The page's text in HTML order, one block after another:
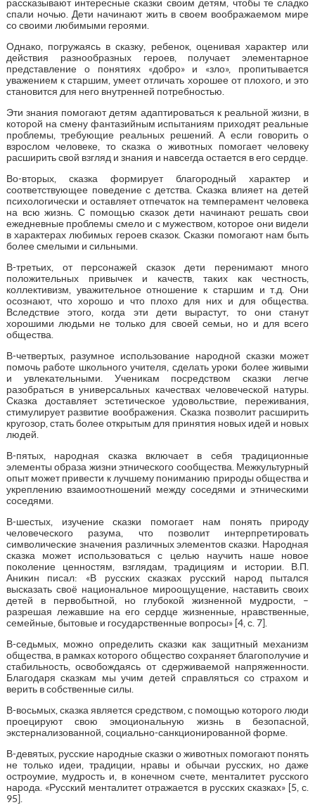
рассказывают интересные сказки своим детям, чтобы те сладко
спали ночью. Дети начинают жить в своем воображаемом мире
со своими любимыми героями.
Однако, погружаясь в сказку, ребенок, оценивая характер или
действия разнообразных героев, получает элементарное
представление о понятиях «добро» и «зло», пропитывается
уважением к старшим, умеет отличать хорошее от плохого, и это
становится для него внутренней потребностью.
Эти знания помогают детям адаптироваться к реальной жизни, в
которой на смену фантазийным испытаниям приходят реальные
проблемы, требующие реальных решений. А если говорить о
взрослом человеке, то сказка о животных помогает человеку
расширить свой взгляд и знания и навсегда остается в его сердце.
Во-вторых, сказка формирует благородный характер и
соответствующее поведение с детства. Сказка влияет на детей
психологически и оставляет отпечаток на темперамент человека
на всю жизнь. С помощью сказок дети начинают решать свои
ежедневные проблемы смело и с мужеством, которое они видели
в характерах любимых героев сказок. Сказки помогают нам быть
более смелыми и сильными.
В-третьих, от персонажей сказок дети перенимают много
положительных привычек и качеств, таких как честность,
коллективизм, уважительное отношение к старшим и т.д. Они
осознают, что хорошо и что плохо для них и для общества.
Вследствие этого, когда эти дети вырастут, то они станут
хорошими людьми не только для своей семьи, но и для всего
общества.
В-четвертых, разумное использование народной сказки может
помочь работе школьного учителя, сделать уроки более живыми
и увлекательными. Ученикам посредством сказки легче
разобраться в универсальных качествах человеческой натуры.
Сказка доставляет эстетическое удовольствие, переживания,
стимулирует развитие воображения. Сказка позволит расширить
кругозор, стать более открытым для принятия новых идей и новых
людей.
В-пятых, народная сказка включает в себя традиционные
элементы образа жизни этнического сообщества. Межкультурный
опыт может привести к лучшему пониманию природы общества и
укреплению взаимоотношений между соседями и этническими
соседями.
В-шестых, изучение сказки помогает нам понять природу
человеческого разума, что позволит интерпретировать
символические значения различных элементов сказки. Народная
сказка может использоваться с целью научить наше новое
поколение ценностям, взглядам, традициям и истории. В.П.
Аникин писал: «В русских сказках русский народ пытался
высказать своё национальное мироощущение, наставить своих
детей в первобытной, но глубокой жизненной мудрости, –
разрешая лежавшие на его сердце жизненные, нравственные,
семейные, бытовые и государственные вопросы» [4, с. 7].
В-седьмых, можно определить сказки как защитный механизм
общества, в рамках которого общество сохраняет благополучие и
стабильность, освобождаясь от сдерживаемой напряженности.
Благодаря сказкам мы учим детей справляться со страхом и
верить в собственные силы.
В-восьмых, сказка является средством, с помощью которого люди
проецируют свою эмоциональную жизнь в безопасной,
экстернализованной, социально-санкционированной форме.
В-девятых, русские народные сказки о животных помогают понять
не только идеи, традиции, нравы и обычаи русских, но даже
остроумие, мудрость и, в конечном счете, менталитет русского
народа. «Русский менталитет отражается в русских сказках» [5, с.
95].